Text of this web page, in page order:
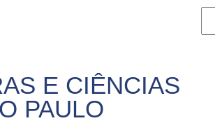
E CIÊNCIAS
PAULO